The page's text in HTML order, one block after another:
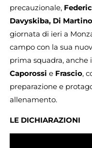
precauzionale,
Davyskiba, Di
giornata di ieri a
campo con la sua
prima squadra, anche
Caporossi e Frascio,
preparazione e
allenamento.
LE DICHIARAZIONI